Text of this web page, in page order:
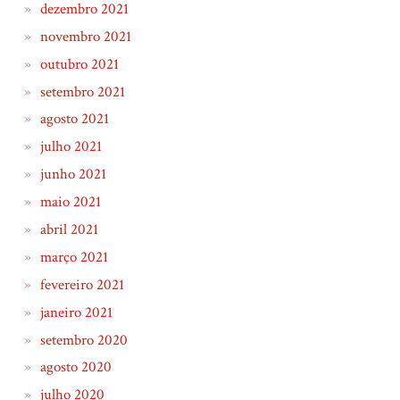
dezembro 2021
novembro 2021
outubro 2021
setembro 2021
agosto 2021
julho 2021
junho 2021
maio 2021
abril 2021
março 2021
fevereiro 2021
janeiro 2021
setembro 2020
agosto 2020
julho 2020